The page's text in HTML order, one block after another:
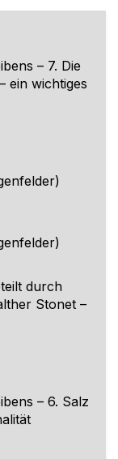
– 7. Die
ein wichtiges
durch
Stonet –
– 6. Salz